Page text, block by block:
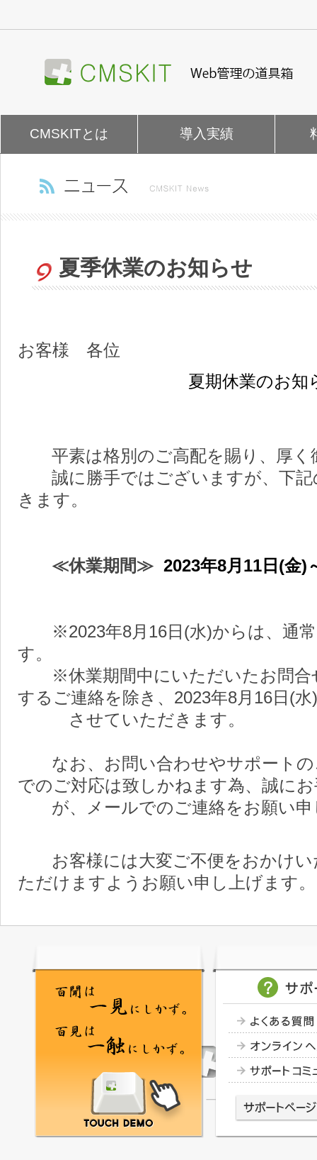
ン
を
CMSKITとは 導入実績
夏季休業のお知らせ
お客様 各位
夏期休業のお知
平素は格別のご高配を賜り、厚く
誠に勝手ではございますが、下記
きます。
≪休業期間≫ 2023年8月11日(金)
※2023年8月16日(水)からは、通常
す。
※休業期間中にいただいたお問合
するご連絡を除き、2023年8月16日(
させていただきます。
なお、お問い合わせやサポートの
でのご対応は致しかねます為、誠に
が、メールでのご連絡をお願い申
お客様には大変ご不便をおかけい
ただけますようお願い申し上げます。